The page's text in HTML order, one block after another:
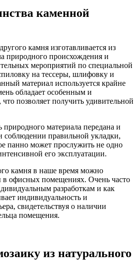
каменной
камня изготавливается из
природного происхождения и
мероприятий по специальной
на тессеры, шлифовку и
материал используется крайне
обладает особенным и
позволяет получить удивительной
природного материала передана и
соблюдении правильной укладки,
панно может прослужить не одно
его эксплуатации.
камня в наше время можно
в офисных помещениях. Очень часто
разработкам и как
индивидуальность и
свидетельствуя о наличии
помещения.
из натурального